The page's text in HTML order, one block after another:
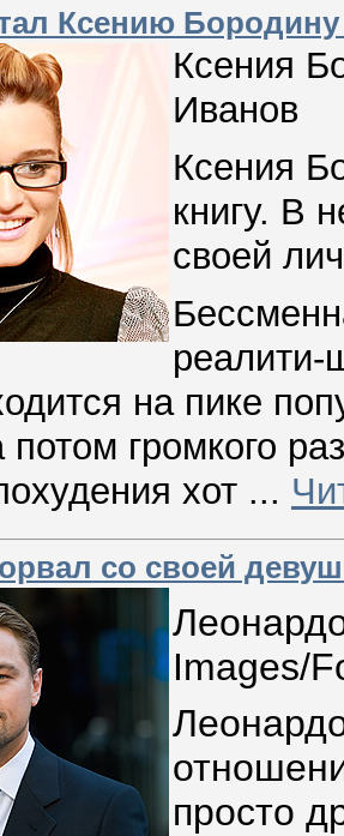
Ксению
Ксения
Иванов
Ксения
книгу. В
своей
на пике
громкого
хот ...
со своей
Images/
просто